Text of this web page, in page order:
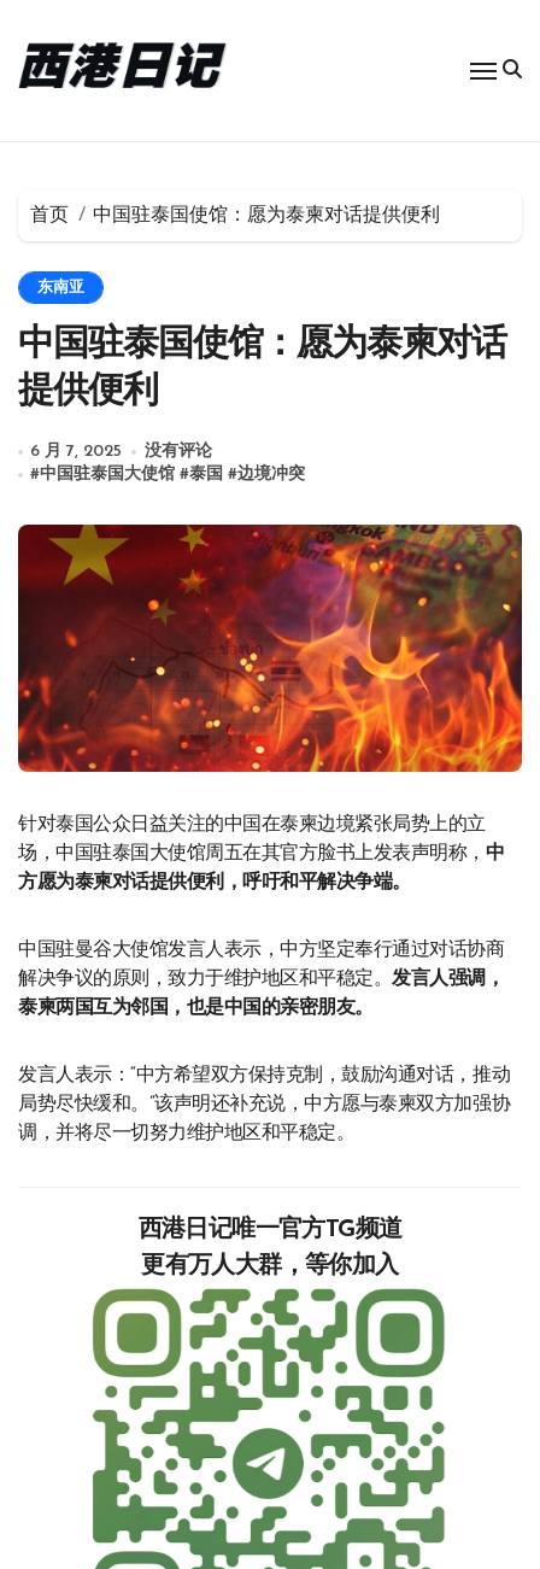
首页 中国驻泰国使馆：愿为泰柬对话提供便利
东南亚
中国驻泰国使馆：愿为泰柬对话
提供便利
6 月 7, 2025
没有评论
#中国驻泰国大使馆 #泰国 #边境冲突
针对泰国公众日益关注的中国在泰柬边境紧张局势上的立
场，中国驻泰国大使馆周五在其官方脸书上发表声明称， 中
方愿为泰柬对话提供便利，呼吁和平解决争端。
中国驻曼谷大使馆发言人表示，中方坚定奉行通过对话协商
解决争议的原则，致力于维护地区和平稳定。发言人强调，
泰柬两国互为邻国，也是中国的亲密朋友。
发言人表示：“中方希望双方保持克制，鼓励沟通对话，推动
局势尽快缓和。”该声明还补充说，中方愿与泰柬双方加强协
调，并将尽一切努力维护地区和平稳定。
西港日记唯一官方TG频道
更有万人大群，等你加入‍‍‍‍‍‍‍‍‍‍‍‍‍